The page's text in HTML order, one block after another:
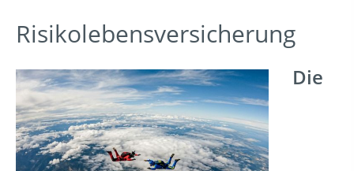
Risikolebensversicherung
Die